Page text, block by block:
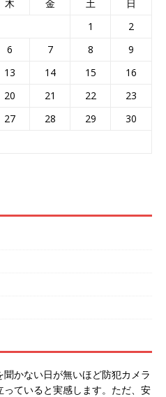
木 金 土
日
1
2
6 7 8
9
13 14 15
16
20 21 22
23
27 28 29
30
かない日が無いほど防犯カメラ
ていると実感します。ただ、安